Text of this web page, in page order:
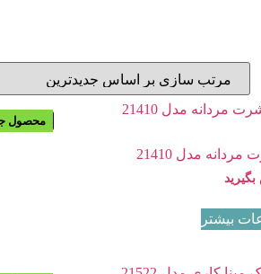
موجود
محصول
مدل 21410
بیشتر